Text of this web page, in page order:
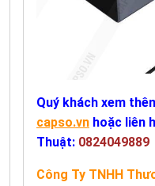
Quý khách xem
capso.vn hoặc liên
Thuật: 0824049889
Công Ty TNHH